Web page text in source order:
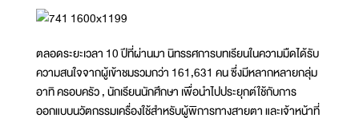
ตลอดระยะเวลา 10 ปีที่ผ่านมา นิทรรศการบทเรียนในความมืดได้รับ
ความสนใจจากผู้เข้าชมรวมกว่า 161,631 คน ซึ่งมีหลากหลายกลุ่ม
อาทิ ครอบครัว , นักเรียนนักศึกษา เพื่อนำไปประยุกต์ใช้กับการ
ออกแบบนวัตกรรมเครื่องใช้สำหรับผู้พิการทางสายตา และเจ้าหน้าที่